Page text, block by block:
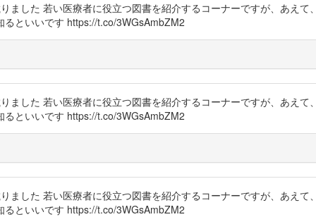
ました 若い医療者に役立つ図書を紹介するコーナーですが、あえ
といいです https://t.co/3WGsAmbZM2
ました 若い医療者に役立つ図書を紹介するコーナーですが、あえ
といいです https://t.co/3WGsAmbZM2
ました 若い医療者に役立つ図書を紹介するコーナーですが、あえ
といいです https://t.co/3WGsAmbZM2